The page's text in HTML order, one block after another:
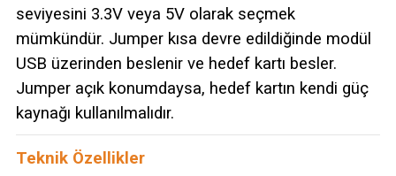
seviyesini 3.3V veya 5V olarak seçmek
mümkündür. Jumper kısa devre edildiğinde modül
USB üzerinden beslenir ve hedef kartı besler.
Jumper açık konumdaysa, hedef kartın kendi güç
kaynağı kullanılmalıdır.
Teknik Özellikler